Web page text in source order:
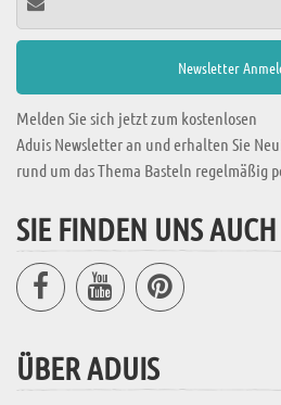
Melden Sie sich jetzt zum kostenlosen
Aduis Newsletter an und erhalten Sie
rund um das Thema Basteln regelmäßig
SIE FINDEN UNS
ÜBER ADUIS